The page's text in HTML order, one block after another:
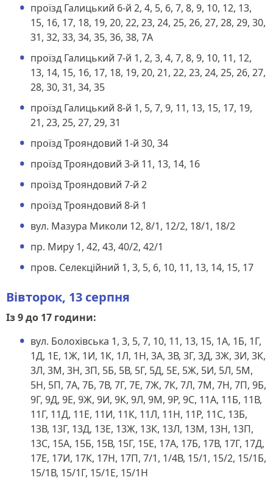
проїзд Галицький 6-й 2, 4, 5, 6, 7, 8, 9, 10, 12, 13,
15, 16, 17, 18, 19, 20, 22, 23, 24, 25, 26, 27, 28, 29, 30,
31, 32, 33, 34, 35, 36, 38, 7А
проїзд Галицький 7-й 1, 2, 3, 4, 7, 8, 9, 10, 11, 12,
13, 14, 15, 16, 17, 18, 19, 20, 21, 22, 23, 24, 25, 26, 27,
28, 30, 31, 34, 35
проїзд Галицький 8-й 1, 5, 7, 9, 11, 13, 15, 17, 19,
21, 23, 25, 27, 29, 31
проїзд Трояндовий 1-й 30, 34
проїзд Трояндовий 3-й 11, 13, 14, 16
проїзд Трояндовий 7-й 2
проїзд Трояндовий 8-й 1
вул. Мазура Миколи 12, 8/1, 12/2, 18/1, 18/2
пр. Миру 1, 42, 43, 40/2, 42/1
пров. Селекційний 1, 3, 5, 6, 10, 11, 13, 14, 15, 17
Вівторок, 13 серпня
Із 9 до 17 години:
вул. Болохівська 1, 3, 5, 7, 10, 11, 13, 15, 1А, 1Б, 1Г,
1Д, 1Е, 1Ж, 1И, 1К, 1Л, 1Н, 3А, 3В, 3Г, 3Д, 3Ж, 3И, 3К,
3Л, 3М, 3Н, 3П, 5Б, 5В, 5Г, 5Д, 5Е, 5Ж, 5И, 5Л, 5М,
5Н, 5П, 7А, 7Б, 7В, 7Г, 7Е, 7Ж, 7К, 7Л, 7М, 7Н, 7П, 9Б,
9Г, 9Д, 9Е, 9Ж, 9И, 9К, 9Л, 9М, 9Р, 9С, 11А, 11Б, 11В,
11Г, 11Д, 11Е, 11И, 11К, 11Л, 11Н, 11Р, 11С, 13Б,
13В, 13Г, 13Д, 13Е, 13Ж, 13К, 13Л, 13М, 13Н, 13П,
13С, 15А, 15Б, 15В, 15Г, 15Е, 17А, 17Б, 17В, 17Г, 17Д,
17Е, 17И, 17К, 17Н, 17П, 7/1, 1/4В, 15/1, 15/2, 15/1Б,
15/1В, 15/1Г, 15/1Е, 15/1Н